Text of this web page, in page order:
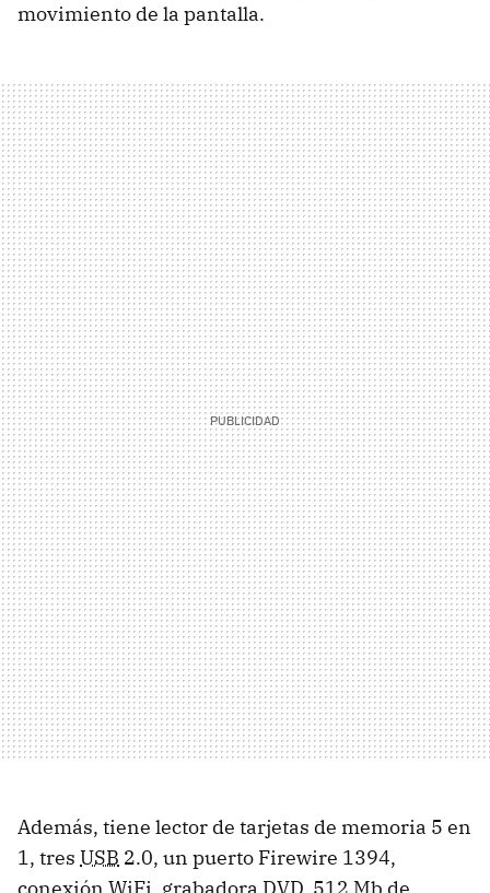
movimiento de la pantalla.
Además, tiene lector de tarjetas de memoria 5 en
1, tres USB 2.0, un puerto Firewire 1394,